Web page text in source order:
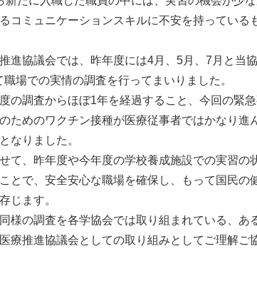
コミュニケーションスキルに不安を持っている
進協議会では、昨年度には4月、5月、7月と当
職場での実情の調査を行ってまいりました。
の調査からほぼ1年を経過すること、今回の緊
ためのワクチン接種が医療従事者ではかなり
なりました。
て、昨年度や今年度の学校養成施設での実習
とで、安全安心な職場を確保し、もって国民の
じます。
様の調査を各学協会では取り組まれている、あ
療推進協議会としての取り組みとしてご理解ご